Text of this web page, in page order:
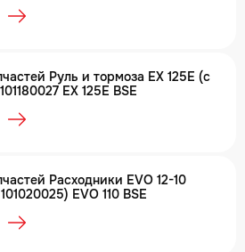
Руль и тормоза EX 125E (с
EX 125E BSE
Расходники EVO 12-10
EVO 110 BSE